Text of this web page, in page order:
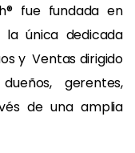
fue fundada en
la única dedicada
y Ventas dirigido
gerentes,
de una amplia